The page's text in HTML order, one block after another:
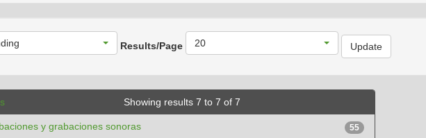
Results/Page 20
Showing results 7 to 7 of 7
y grabaciones sonoras 55